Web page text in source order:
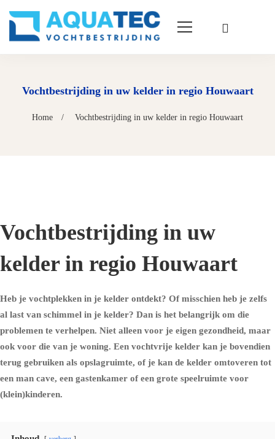
Vochtbestrijding in uw kelder in regio Houwaart
Home Vochtbestrijding in uw kelder in regio Houwaart
Vochtbestrijding in uw
kelder in regio Houwaart
Heb je vochtplekken in je kelder ontdekt? Of misschien heb je zelfs
al last van schimmel in je kelder? Dan is het belangrijk om die
problemen te verhelpen. Niet alleen voor je eigen gezondheid, maar
ook voor die van je woning. Een vochtvrije kelder kan je bovendien
terug gebruiken als opslagruimte, of je kan de kelder omtoveren tot
een man cave, een gastenkamer of een grote speelruimte voor
(klein)kinderen.